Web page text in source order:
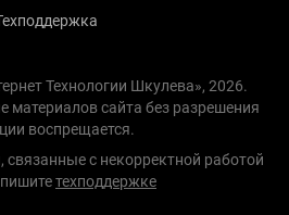
Технологии Шкулева», 2026.
материалов сайта без разрешения
воспрещается.
связанные с некорректной работой
техподдержке